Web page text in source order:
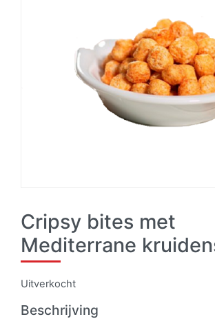
Cripsy bites met
Mediterrane
Uitverkocht
Beschrijving